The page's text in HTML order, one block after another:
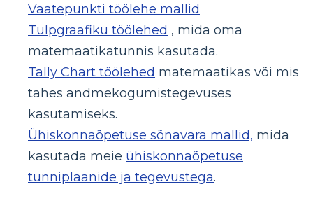
Vaatepunkti töölehe mallid
Tulpgraafiku töölehed , mida oma
matemaatikatunnis kasutada.
Tally Chart töölehed matemaatikas või mis
tahes andmekogumistegevuses
kasutamiseks.
Ühiskonnaõpetuse sõnavara mallid, mida
kasutada meie ühiskonnaõpetuse
tunniplaanide ja tegevustega.